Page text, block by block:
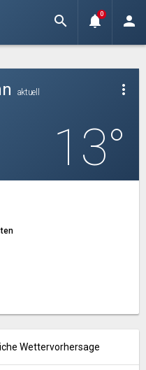
search notifications
0 person
more_vert
aktuell
13°
Wettervorhersage